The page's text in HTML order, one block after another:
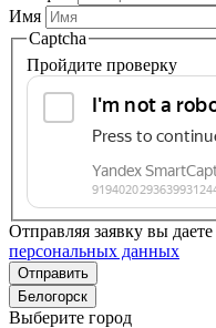
Имя
Captcha
Пройдите проверку
Отправляя заявку вы даете
персональных данных
Отправить
Белогорск
Выберите город